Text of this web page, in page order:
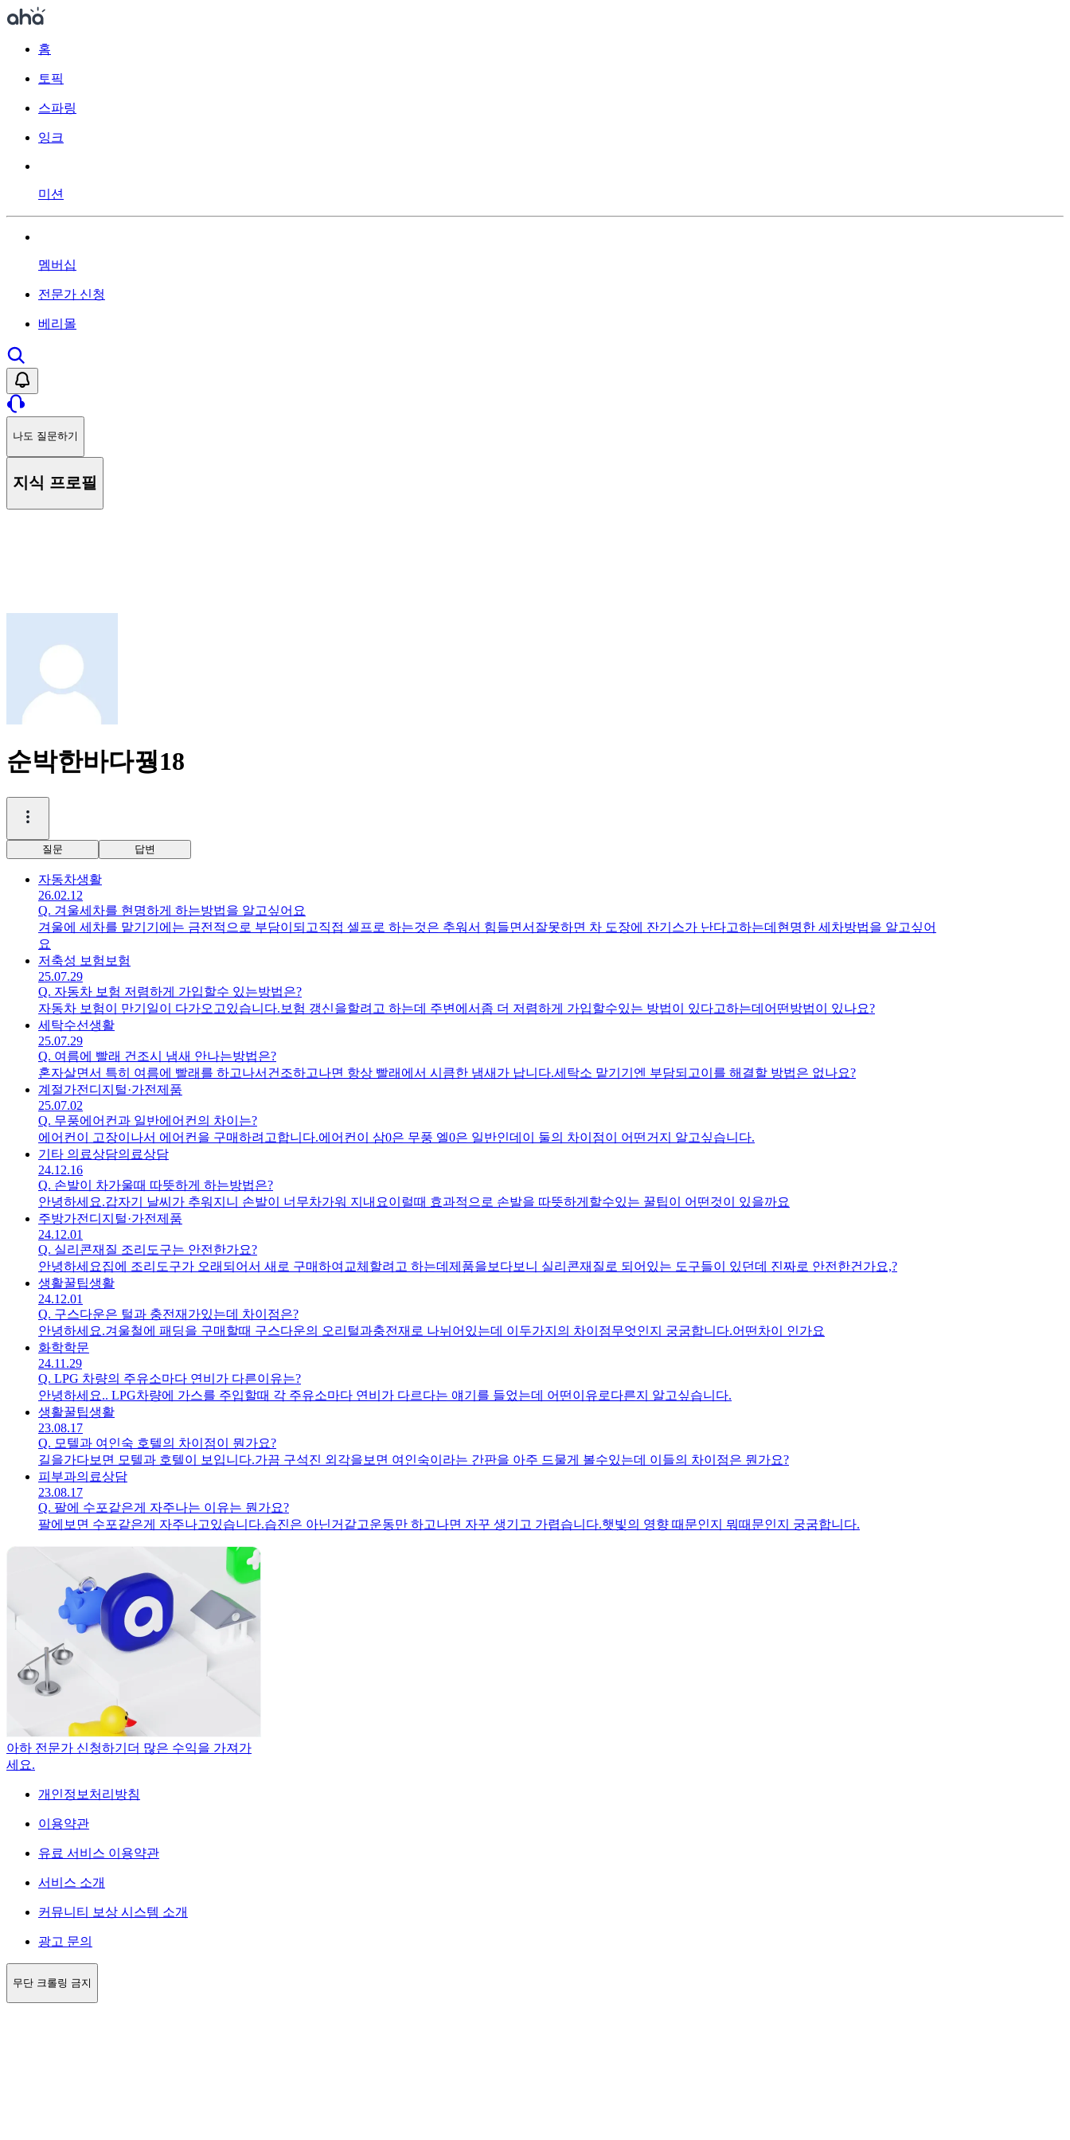
홈
토픽
스파링
잉크
미션
멤버십
전문가 신청
베리몰
나도 질문하기
지식 프로필
순박한바다꿩18
질문 답변
자동차생활
26.02.12
Q. 겨울세차를 현명하게 하는방법을 알고싶어요
겨울에 세차를 맡기기에는 금전적으로 부담이되고직접 셀프로 하는것은 추워서 힘들면서잘못하면 차 도장에 잔기스가 난다고하는데현명한 세차방법을 알고싶어
요
저축성 보험 보험
25.07.29
Q. 자동차 보험 저렴하게 가입할수 있는방법은?
자동차 보험이 만기일이 다가오고있습니다.보험 갱신을할려고 하는데 주변에서좀 더 저렴하게 가입할수있는 방법이 있다고하는데어떤방법이 있나요?
세탁수선생활
25.07.29
Q. 여름에 빨래 건조시 냄새 안나는방법은?
혼자살면서 특히 여름에 빨래를 하고나서건조하고나면 항상 빨래에서 시큼한 냄새가 납니다.세탁소 맡기기엔 부담되고이를 해결할 방법은 없나요?
계절가전 디지털·가전제품
25.07.02
Q. 무풍에어컨과 일반에어컨의 차이는?
에어컨이 고장이나서 에어컨을 구매하려고합니다.에어컨이 삼0은 무풍 엘0은 일반인데이 둘의 차이점이 어떤거지 알고싶습니다.
기타 의료상담의료상담
24.12.16
Q. 손발이 차가울때 따뜻하게 하는방법은?
안녕하세요.갑자기 날씨가 추워지니 손발이 너무차가워 지내요이럴때 효과적으로 손발을 따뜻하게할수있는 꿀팁이 어떤것이 있을까요
주방가전 디지털·가전제품
24.12.01
Q. 실리콘재질 조리도구는 안전한가요?
안녕하세요집에 조리도구가 오래되어서 새로 구매하여교체할려고 하는데제품을보다보니 실리콘재질로 되어있는 도구들이 있던데 진짜로 안전한건가요,?
생활꿀팁생활
24.12.01
Q. 구스다운은 털과 충전재가있는데 차이점은?
안녕하세요.겨울철에 패딩을 구매할때 구스다운의 오리털과충전재로 나뉘어있는데 이두가지의 차이점무엇인지 궁굼합니다.어떤차이 인가요
화학학문
24.11.29
Q. LPG 차량의 주유소마다 연비가 다른이유는?
안녕하세요.. LPG차량에 가스를 주입할때 각 주유소마다 연비가 다르다는 얘기를 들었는데 어떤이유로다른지 알고싶습니다.
생활꿀팁생활
23.08.17
Q. 모텔과 여인숙 호텔의 차이점이 뭔가요?
길을가다보면 모텔과 호텔이 보입니다.가끔 구석진 외각을보면 여인숙이라는 간판을 아주 드물게 볼수있는데 이들의 차이점은 뭔가요?
피부과의료상담
23.08.17
Q. 팔에 수포같은게 자주나는 이유는 뭔가요?
팔에보면 수포같은게 자주나고있습니다.습진은 아닌거같고운동만 하고나면 자꾸 생기고 가렵습니다.햇빛의 영향 때문인지 뭐때문인지 궁굼합니다.
아하 전문가 신청하기 더 많은 수익을 가져가
세요.
개인정보처리방침
이용약관
유료 서비스 이용약관
서비스 소개
커뮤니티 보상 시스템 소개
광고 문의
무단 크롤링 금지